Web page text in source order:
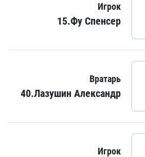
Игрок
15.Фу Спенсер
Вратарь
40.Лазушин Александр
Игрок